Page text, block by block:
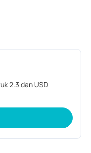
2.3 dan USD